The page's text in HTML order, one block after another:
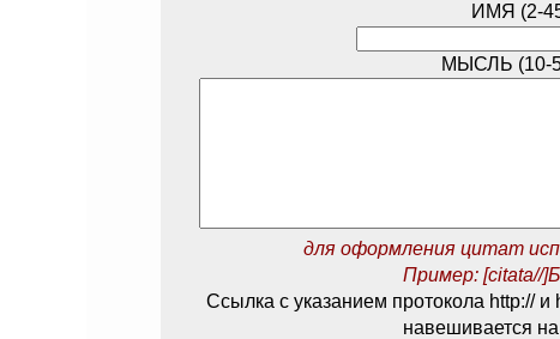
ИМЯ (2-
МЫСЛЬ (10-
для оформления цитат
Пример: [citata//
Ссылка с указанием протокола http:// и
навешивается